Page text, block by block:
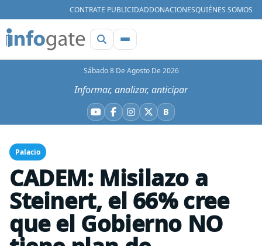
CONTRATE PUBLICIDADDONACIONESQUIÉNES SOMOS
Sábado 8 De Agosto De 2026
Informar, analizar, anticipar
YouTube
Facebook
Instagram
X BBluesky
Palacio
CADEM: Misilazo a
Steinert, el 66% cree
que el Gobierno NO